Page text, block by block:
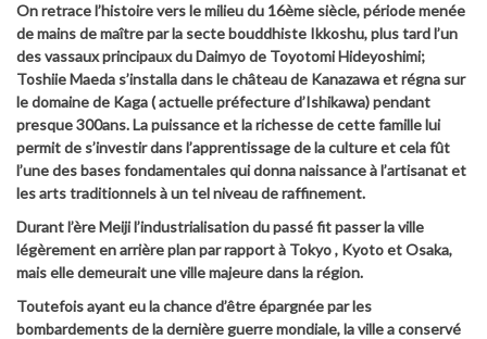
On retrace l’histoire vers le milieu du 16ème siècle, période menée
de mains de maître par la secte bouddhiste Ikkoshu, plus tard l’un
des vassaux principaux du Daimyo de Toyotomi Hideyoshimi;
Toshiie Maeda s’installa dans le château de Kanazawa et régna sur
le domaine de Kaga ( actuelle préfecture d’Ishikawa) pendant
presque 300ans. La puissance et la richesse de cette famille lui
permit de s’investir dans l’apprentissage de la culture et cela fût
l’une des bases fondamentales qui donna naissance à l’artisanat et
les arts traditionnels à un tel niveau de raffinement.
Durant l’ère Meiji l’industrialisation du passé fit passer la ville
légèrement en arrière plan par rapport à Tokyo , Kyoto et Osaka,
mais elle demeurait une ville majeure dans la région.
Toutefois ayant eu la chance d’être épargnée par les
bombardements de la dernière guerre mondiale, la ville a conservé